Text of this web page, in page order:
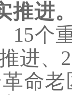
推进
15个
进、 2
命